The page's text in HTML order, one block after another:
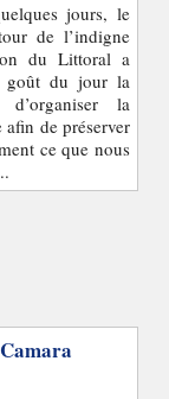
jours, le
de l’indigne
du Littoral a
goût du jour la
d’organiser la
afin de préserver
ce que nous